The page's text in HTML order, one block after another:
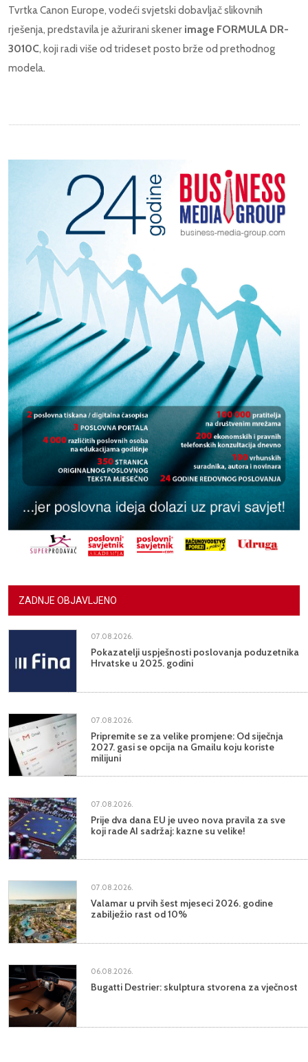
Tvrtka Canon Europe, vodeći svjetski dobavljač slikovnih
rješenja, predstavila je ažurirani skener image FORMULA DR-
3010C, koji radi više od trideset posto brže od prethodnog
modela.
ZADNJE OBJAVLJENO
07.08.2026.
Pokazatelji uspješnosti poslovanja poduzetnika
Hrvatske u 2025. godini
07.08.2026.
Pripremite se za velike promjene: Od siječnja
2027. gasi se opcija na Gmailu koju koriste
milijuni
07.08.2026.
Prije dva dana EU je uveo nova pravila za sve
koji rade AI sadržaj: kazne su velike!
07.08.2026.
Valamar u prvih šest mjeseci 2026. godine
zabilježio rast od 10%
06.08.2026.
Bugatti Destrier: skulptura stvorena za vječnost